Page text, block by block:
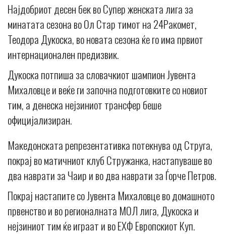
Најдобриот десен бек во Супер женската лига за
минатата сезона во Ол Стар тимот на 24Ракомет,
Теодора Дукоска, во новата сезона ќе го има првиот
интернационален предизвик.
Дукоска потпиша за словачкиот шампион Јувента
Михаловце и веќе ги започна подготовките со новиот
тим, а денеска нејзиниот трансфер беше
официјализиран.
Македонската репрезентативка потекнува од Струга,
покрај во матичниот клуб Стружанка, настапуваше во
два наврати за Чаир и во два наврати за Ѓорче Петров.
Покрај настапите со Јувента Михаловце во домашното
првенство и во регионалната МОЛ лига, Дукоска и
нејзиниот тим ќе играат и во ЕХФ Европскиот Куп.